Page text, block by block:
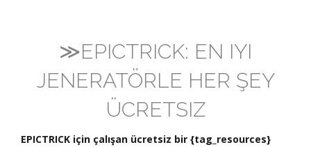
≫EPICTRICK: EN IYI
JENERATÖRLE HER ŞEY
ÜCRETSIZ
EPICTRICK için çalışan ücretsiz bir {tag_resources}